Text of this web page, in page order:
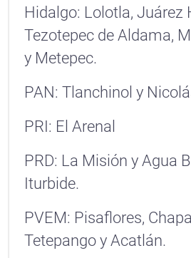
Hidalgo: Lolotla, Juárez
Tezotepec de Aldama,
y Metepec.
PAN: Tlanchinol y
PRI: El Arenal
PRD: La Misión y Agua
Iturbide.
PVEM: Pisaflores,
Tetepango y Acatlán.